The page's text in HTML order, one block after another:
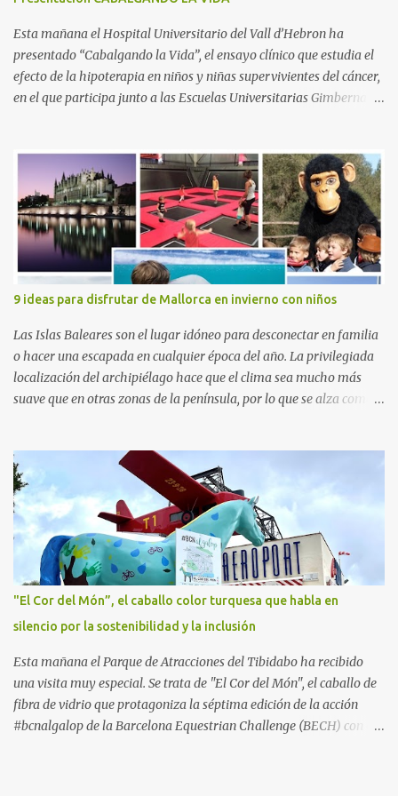
Esta mañana el Hospital Universitario del Vall d’Hebron ha
presentado “Cabalgando la Vida”, el ensayo clínico que estudia el
efecto de la hipoterapia en niños y niñas supervivientes del cáncer,
en el que participa junto a las Escuelas Universitarias Gimbernat,
presencia de Emilio Zegrí, presidente de la Fundación RCPB; la Dra.
Anna Llort, adjunta del Servicio de Oncología Pediátrica del
Hospital Vall d’Hebron e investigadora del grupo de Investigación
Traslacional en Cáncer en la Infancia y la Adolescencia del Vall
d’Hebron Instituto de Investigación (VHIR); Anna Saló, psicóloga
del Servicio de Oncología Pediátrica del Vall d’Hebron y del grupo
de Investigación Traslacional en Cáncer en la Infancia y la
Adolescencia del VHIR y Teresa Xipell, fisioterapeuta y directora de
hipoterapia en la Fundación Federica Cerdá. Imágenes cortesía de
asesoría de ...
9 ideas para disfrutar de Mallorca en invierno con niños
Las Islas Baleares son el lugar idóneo para desconectar en familia
o hacer una escapada en cualquier época del año. La privilegiada
localización del archipiélago hace que el clima sea mucho más
suave que en otras zonas de la península, por lo que se alza como
ejemplo, ofrece un amplio abanico de posibilidades, desde
actividades al aire libre, propuestas lúdicas o deportivas, hasta
propuestas gastronómicas para poder disfrutar al máximo con los
niños y garantizar una experiencia inolvidable. Palma Aquarium
A unos 15 minutos en coche de la capital Balear y a tan sólo 500
metros de la playa, se encuentra el Palma Aquarium, un lugar
donde grandes y pequeños quedarán fascinados con los 8.000
ejemplares de 700 especies distintas procedentes del Mediterráneo
y los océanos Índico, Atlántico y Pacífico. El recorrido por el
acuario se plantea como un viaje a...
"El Cor del Món”, el caballo color turquesa que habla en
silencio por la sostenibilidad y la inclusión
Esta mañana el Parque de Atracciones del Tibidabo ha recibido
una visita muy especial. Se trata de "El Cor del Món", el caballo de
fibra de vidrio que protagoniza la séptima edición de la acción
#bcnalgalop de la Barcelona Equestrian Challenge (BECH) con el